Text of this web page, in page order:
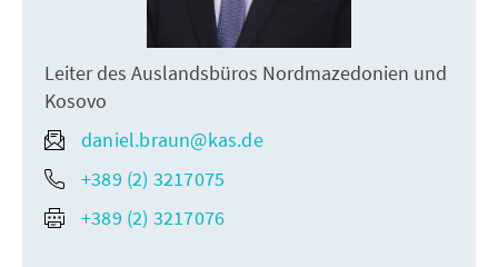
Leiter des Auslandsbüros Nordmazedonien und
Kosovo
daniel.braun@kas.de
+389 (2) 3217075
+389 (2) 3217076